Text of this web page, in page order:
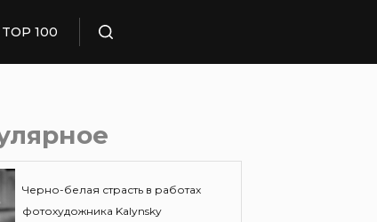
TOP 100
Черно-белая страсть в работах
фотохудожника Kalynsky